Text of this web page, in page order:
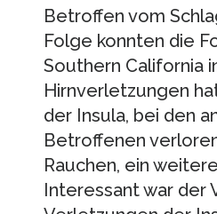
Betroffen vom
Folge konnten die
Southern California
Hirnverletzungen
der Insula, bei den
Betroffenen
Rauchen, ein
Interessant war der